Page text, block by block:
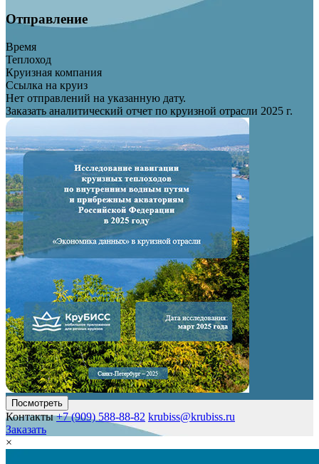
Отправление
Время
Теплоход
Круизная компания
Ссылка на круиз
Нет отправлений на указанную дату.
Заказать аналитический отчет по круизной отрасли 2025 г.
Посмотреть
Контакты +7 (909) 588-88-82 krubiss@krubiss.ru
Заказать
×